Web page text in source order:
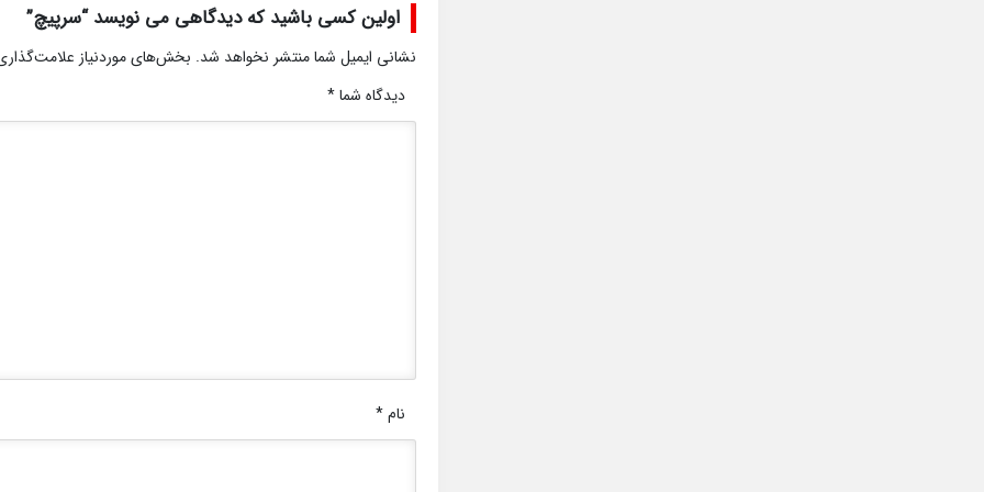
اولین کسی باشید که دیدگاهی می نویسد “سرپیچ”
نشانی ایمیل شما منتشر نخواهد شد. بخش‌های موردنیاز
دیدگاه شما*
نام*